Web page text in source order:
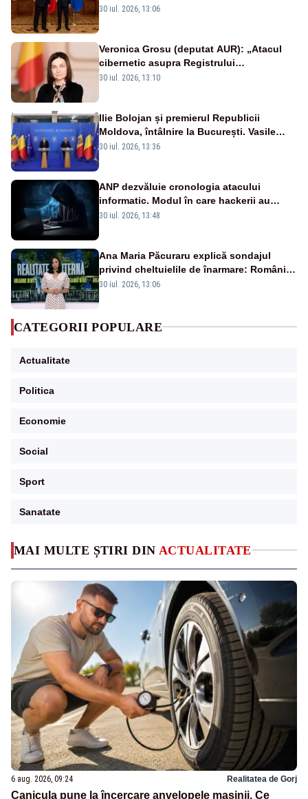
MAI MULTE ȘTIRI DIN ACTUALITATE
6 aug. 2026, 09:24 Realitatea de Gorj
Canicula pune la încercare anvelopele mașinii. Ce
președintele Nicușor Dan
30 iul. 2026, 13:06
Veronica Grosu (deputat AUR): „Atacul
cibernetic asupra Registrului
Proprietăților transmite un semnal de
30 iul. 2026, 13:10
Ilie Bolojan și premierul Republicii
Moldova, întâlnire la București. Vasile
Tofan, primit cu onoruri militare
30 iul. 2026, 13:36
ANP dezvăluie cronologia atacului
informatic. Modul în care hackerii au
pătruns în rețea rămâne necunoscut
30 iul. 2026, 13:48
Ana Maria Păcuraru explică sondajul
privind cheltuielile de înarmare: Românii
cer transparență în achiziții și un echilibru
30 iul. 2026, 13:06
CATEGORII POPULARE
Actualitate
Politica
Economie
Social
Sport
Sanatate